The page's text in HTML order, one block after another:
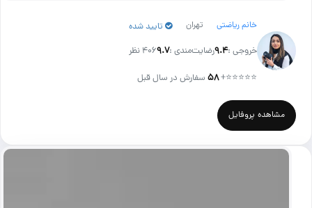
خانم ریاضتی تهران تایید شده
خروجی :۹.۴رضایت‌مندی :۹.۷406 نظر
⭐⭐⭐⭐⭐
+۵۸سفارش در سال قبل
مشاهده پروفایل